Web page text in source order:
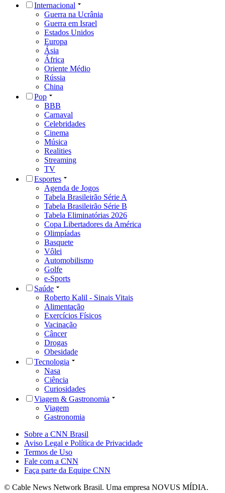
Internacional
Guerra na Ucrânia
Guerra em Israel
Estados Unidos
Europa
Ásia
África
Oriente Médio
Rússia
China
Pop
BBB
Carnaval
Celebridades
Cinema
Música
Realities
Streaming
TV
Esportes
Agenda de Jogos
Tabela Brasileirão Série A
Tabela Brasileirão Série B
Tabela Eliminatórias 2026
Copa Libertadores da América
Olimpíadas
Basquete
Vôlei
Automobilismo
Golfe
e-Sports
Saúde
Roberto Kalil - Sinais Vitais
Alimentação
Exercícios Físicos
Vacinação
Câncer
Drogas
Obesidade
Tecnologia
Nasa
Ciência
Curiosidades
Viagem & Gastronomia
Viagem
Gastronomia
Sobre a CNN Brasil
Aviso Legal e Política de Privacidade
Termos de Uso
Fale com a CNN
Faça parte da Equipe CNN
© Cable News Network Brasil. Uma empresa NOVUS MÍDIA.